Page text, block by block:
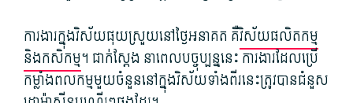
ការងារ​ក្នុង​វិស័យ​ផុយ​ស្រួយ​នៅ​ថ្ងៃ​អនាគត គឺ​វិស័យ​ផលិតកម្ម
និង​កសិកម្ម។ ជាក់ស្ដែង នា​ពេល​បច្ចុប្បន្ន​នេះ ការងារ​ដែល​ប្រើ​
កម្លាំង​ពលកម្ម​មួយ​ចំនួន​នៅក្នុង​វិស័យ​ទាំងពីរ​នេះ​ត្រូវ​បាន​ជំនួស​